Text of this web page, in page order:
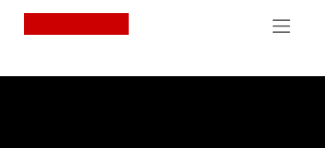
Canon Logo, back to